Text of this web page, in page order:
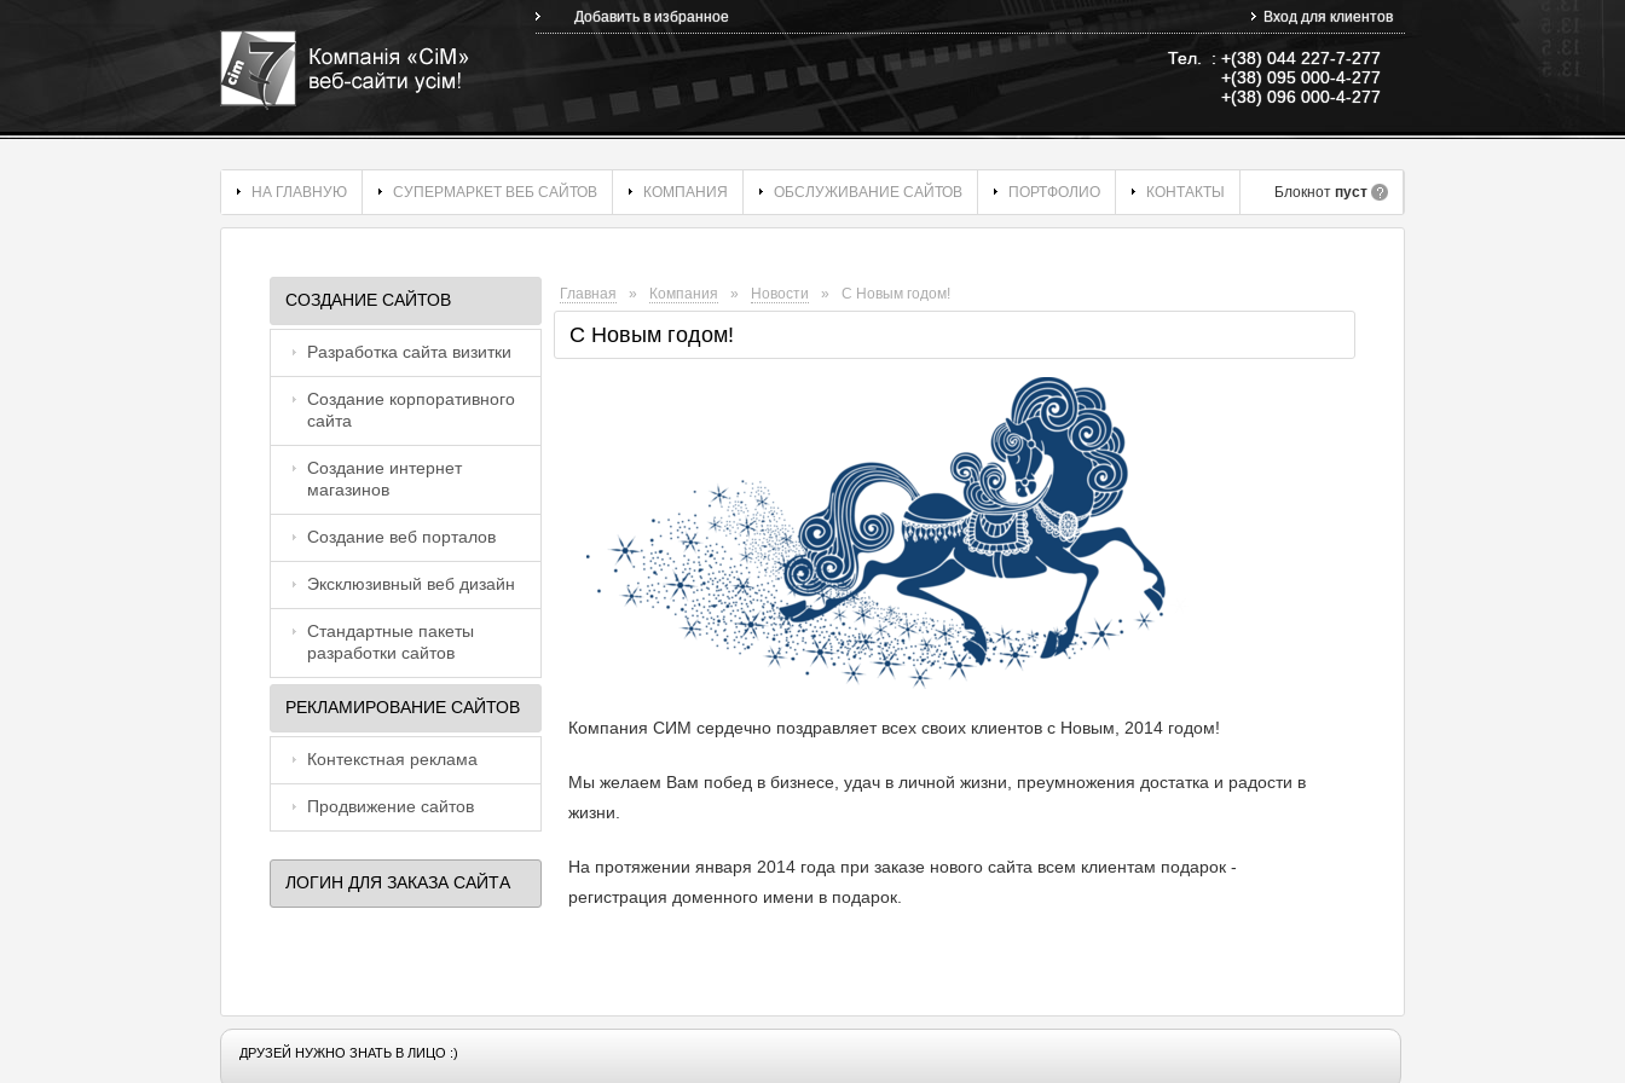
Добавить в избранное Вход для клиентов
Тел. : +(38) 044 227-7-277
+(38) 095 000-4-277
+(38) 096 000-4-277
НА ГЛАВНУЮ СУПЕРМАРКЕТ ВЕБ САЙТОВ КОМПАНИЯ ОБСЛУЖИВАНИЕ САЙТОВ ПОРТФОЛИО КОНТАКТЫ Блокнот пуст
СОЗДАНИЕ САЙТОВ
Разработка сайта визитки
Создание корпоративного
сайта
Создание интернет
магазинов
Создание веб порталов
Эксклюзивный веб дизайн
Стандартные пакеты
разработки сайтов
РЕКЛАМИРОВАНИЕ САЙТОВ
Контекстная реклама
Продвижение сайтов
ЛОГИН ДЛЯ ЗАКАЗА САЙТА
Главная » Компания » Новости » С Новым годом!
С Новым годом!
Компания СИМ сердечно поздравляет всех своих клиентов с Новым, 2014 годом!
Мы желаем Вам побед в бизнесе, удач в личной жизни, преумножения достатка и радости в
жизни.
На протяжении января 2014 года при заказе нового сайта всем клиентам подарок -
регистрация доменного имени в подарок.
ДРУЗЕЙ НУЖНО ЗНАТЬ В ЛИЦО :)